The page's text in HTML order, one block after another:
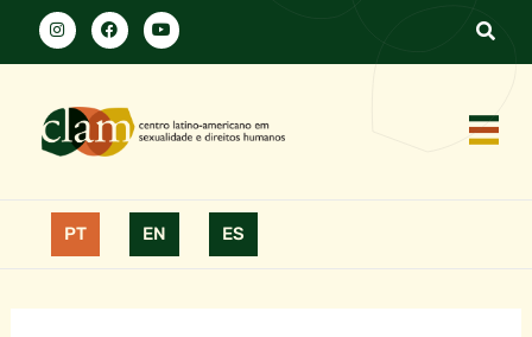
PT EN ES